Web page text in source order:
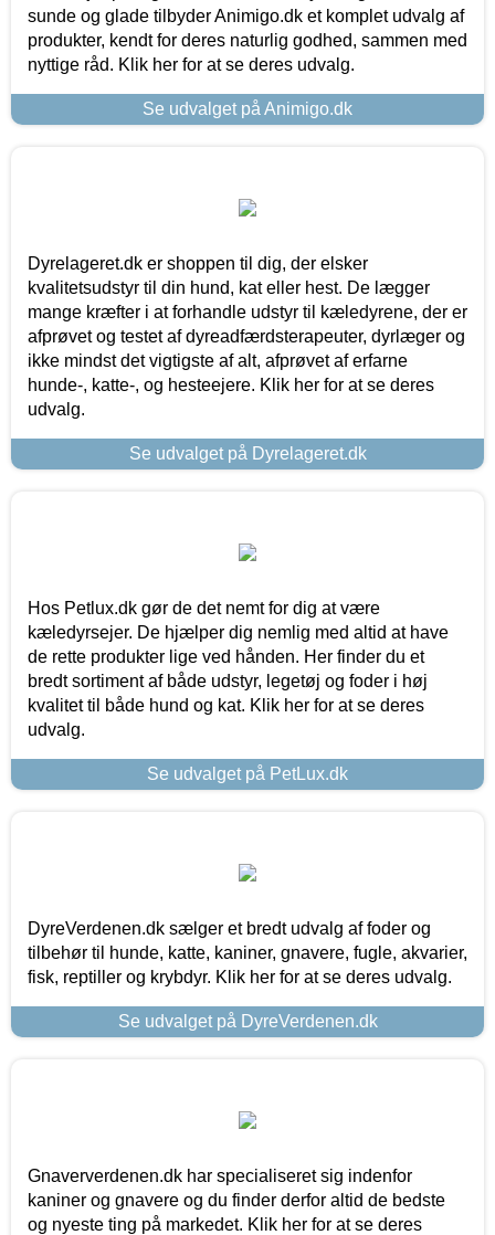
sunde og glade tilbyder Animigo.dk et komplet udvalg af
produkter, kendt for deres naturlig godhed, sammen med
nyttige råd. Klik her for at se deres udvalg.
Se udvalget på Animigo.dk
Dyrelageret.dk er shoppen til dig, der elsker
kvalitetsudstyr til din hund, kat eller hest. De lægger
mange kræfter i at forhandle udstyr til kæledyrene, der er
afprøvet og testet af dyreadfærdsterapeuter, dyrlæger og
ikke mindst det vigtigste af alt, afprøvet af erfarne
hunde-, katte-, og hesteejere. Klik her for at se deres
udvalg.
Se udvalget på Dyrelageret.dk
Hos Petlux.dk gør de det nemt for dig at være
kæledyrsejer. De hjælper dig nemlig med altid at have
de rette produkter lige ved hånden. Her finder du et
bredt sortiment af både udstyr, legetøj og foder i høj
kvalitet til både hund og kat. Klik her for at se deres
udvalg.
Se udvalget på PetLux.dk
DyreVerdenen.dk sælger et bredt udvalg af foder og
tilbehør til hunde, katte, kaniner, gnavere, fugle, akvarier,
fisk, reptiller og krybdyr. Klik her for at se deres udvalg.
Se udvalget på DyreVerdenen.dk
Gnaververdenen.dk har specialiseret sig indenfor
kaniner og gnavere og du finder derfor altid de bedste
og nyeste ting på markedet. Klik her for at se deres